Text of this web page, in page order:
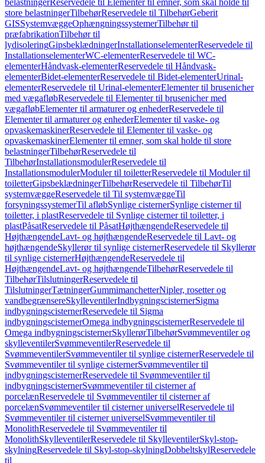
belastningerReservedele til Elementer til emner, som skal holde til
store belastningerTilbehørReservedele til TilbehørGeberit
GISSystemvæggeOphængningssystemerTilbehør til
præfabrikationTilbehør til
lydisoleringGipsbeklædningerInstallationselementerReservedele til
InstallationselementerWC-elementerReservedele til WC-
elementerHåndvask-elementerReservedele til Håndvask-
elementerBidet-elementerReservedele til Bidet-elementerUrinal-
elementerReservedele til Urinal-elementerElementer til brusenicher
med vægafløbReservedele til Elementer til brusenicher med
vægafløbElementer til armaturer og enhederReservedele til
Elementer til armaturer og enhederElementer til vaske- og
opvaskemaskinerReservedele til Elementer til vaske- og
opvaskemaskinerElementer til emner, som skal holde til store
belastningerTilbehørReservedele til
TilbehørInstallationsmodulerReservedele til
InstallationsmodulerModuler til toiletterReservedele til Moduler til
toiletterGipsbeklædningerTilbehørReservedele til TilbehørTil
systemvæggeReservedele til Til systemvæggeTil
forsyningssystemerTil afløbSynlige cisternerSynlige cisterner til
toiletter, i plastReservedele til Synlige cisterner til toiletter, i
plastPåsatReservedele til PåsatHøjthængendeReservedele til
HøjthængendeLavt- og højthængendeReservedele til Lavt- og
højthængendeSkyllerør til synlige cisternerReservedele til Skyllerør
til synlige cisternerHøjthængendeReservedele til
HøjthængendeLavt- og højthængendeTilbehørReservedele til
TilbehørTilslutningerReservedele til
TilslutningerTætningerGummimanchetterNipler, rosetter og
vandbegrænsereSkylleventilerIndbygningscisternerSigma
indbygningscisternerReservedele til Sigma
indbygningscisternerOmega indbygningscisternerReservedele til
Omega indbygningscisternerSkyllerørTilbehørSvømmeventiler og
skylleventilerSvømmeventilerReservedele til
SvømmeventilerSvømmeventiler til synlige cisternerReservedele til
Svømmeventiler til synlige cisternerSvømmeventiler til
indbygningscisternerReservedele til Svømmeventiler til
indbygningscisternerSvømmeventiler til cisterner af
porcelænReservedele til Svømmeventiler til cisterner af
porcelænSvømmeventiler til cisterner universelReservedele til
Svømmeventiler til cisterner universelSvømmeventiler til
MonolithReservedele til Svømmeventiler til
MonolithSkylleventilerReservedele til SkylleventilerSkyl-stop-
skylningReservedele til Skyl-stop-skylningDobbeltskylReservedele
til